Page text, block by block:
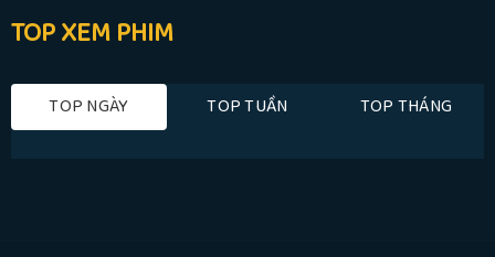
TOP XEM PHIM
TOP NGÀY TOP TUẦN TOP THÁNG